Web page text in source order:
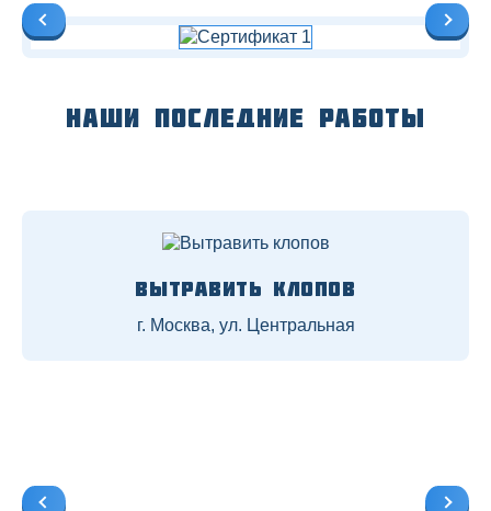
Наши последние работы
Вытравить клопов
г. Москва, ул. Центральная